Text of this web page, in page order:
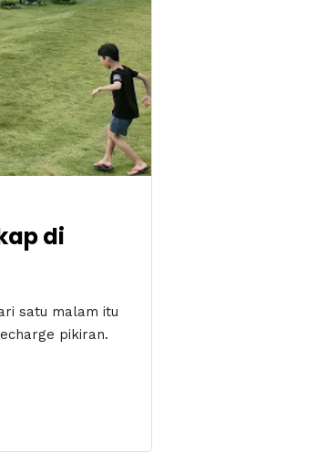
di
satu malam itu
pikiran.